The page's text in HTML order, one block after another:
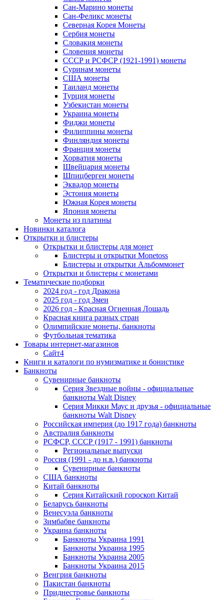
Сан-Марино монеты
Сан-Феликс монеты
Северная Корея Монеты
Сербия монеты
Словакия монеты
Словения монеты
СССР и РСФСР (1921-1991) монеты
Суринам монеты
США монеты
Таиланд монеты
Турция монеты
Узбекистан монеты
Украина монеты
Фиджи монеты
Филиппины монеты
Финляндия монеты
Франция монеты
Хорватия монеты
Швейцария монеты
Шпицберген монеты
Эквадор монеты
Эстония монеты
Южная Корея монеты
Япония монеты
Монеты из платины
Новинки каталога
Открытки и блистеры
Открытки и блистеры для монет
Блистеры и открытки Monetoss
Блистеры и открытки Альбоммонет
Открытки и блистеры с монетами
Тематические подборки
2024 год - год Дракона
2025 год - год Змеи
2026 год - Красная Огненная Лошадь
Красная книга разных стран
Олимпийские монеты, банкноты
Футбольная тематика
Товары интернет-магазинов
Сайт4
Книги и каталоги по нумизматике и бонистике
Банкноты
Сувенирные банкноты
Серия Звездные войны - официальные
банкноты Walt Disney
Серия Микки Маус и друзья - официальные
банкноты Walt Disney
Российская империя (до 1917 года) банкноты
Австралия банкноты
РСФСР, СССР (1917 - 1991) банкноты
Региональные выпуски
Россия (1991 - до н.в.) банкноты
Сувенирные банкноты
США банкноты
Китай банкноты
Серия Китайский гороскоп Китай
Беларусь банкноты
Венесуэла банкноты
Зимбабве банкноты
Украина банкноты
Банкноты Украина 1991
Банкноты Украина 1995
Банкноты Украина 2005
Банкноты Украина 2015
Венгрия банкноты
Пакистан банкноты
Приднестровье банкноты